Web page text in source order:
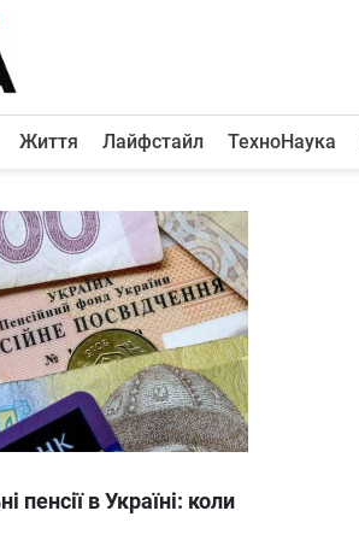
Життя Лайфстайл ТехноНаука
пенсії в Україні: коли